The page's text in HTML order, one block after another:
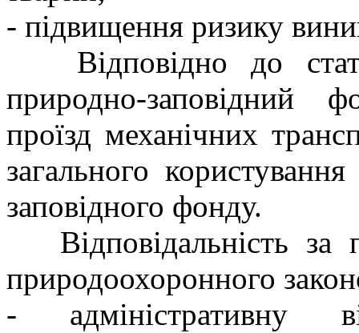
- підвищення ризику
Відповідно до
природно-заповідний
проїзд механічних
загального
заповідного фонду.
Відповідальність за
природоохоронного
- адміністративну